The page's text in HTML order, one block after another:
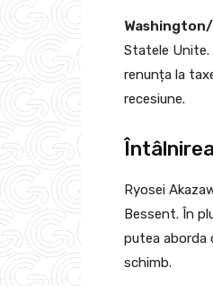
Statele Unite.
renunța la
recesiune.
Ryosei
Bessent. În
putea aborda
schimb.